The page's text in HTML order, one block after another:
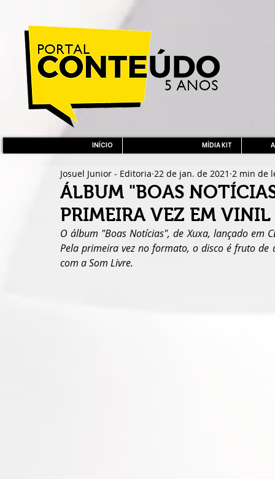
INÍCIO MÍDIA KIT
ÁLBUM "BOAS
PRIMEIRA VEZ EM VINIL
Josuel Junior - Editoria 22 de jan. de 2021 2 min de
O álbum "Boas Notícias", de Xuxa, lançado em
Pela primeira vez no formato, o disco é fruto de
com a Som Livre.